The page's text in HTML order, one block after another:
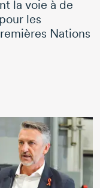
la voie à de
les
Nations